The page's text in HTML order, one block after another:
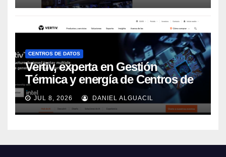
CENTROS DE DATOS
Vertiv, experta en Gestión
Térmica y energía de Centros de
Datos, sigue su crecimiento
imparable
JUL 8, 2026 DANIEL ALGUACIL